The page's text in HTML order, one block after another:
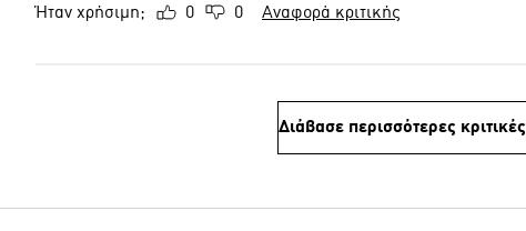
Ήταν χρήσιμη; 0 0 Αναφορά κριτικής
Διάβασε περισσότερες κριτικές